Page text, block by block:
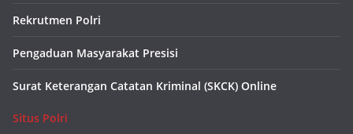
Rekrutmen Polri
Pengaduan Masyarakat Presisi
Surat Keterangan Catatan Kriminal (SKCK) Online
Situs Polri